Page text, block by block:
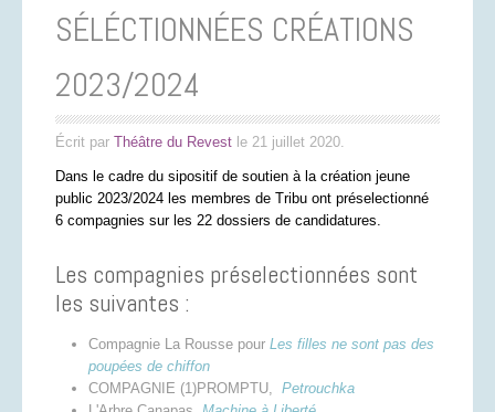
SÉLÉCTIONNÉES CRÉATIONS
2023/2024
Écrit par Théâtre du Revest le 21 juillet 2020.
Dans le cadre du sipositif de soutien à la création jeune
public 2023/2024 les membres de Tribu ont préselectionné
6 compagnies sur les 22 dossiers de candidatures.
Les compagnies préselectionnées sont
les suivantes :
Compagnie La Rousse pour Les filles ne sont pas des
poupées de chiffon
COMPAGNIE (1)PROMPTU, Petrouchka